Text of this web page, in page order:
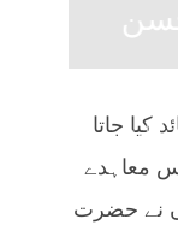
کیا جاتا
معاہدے
نے حضرت